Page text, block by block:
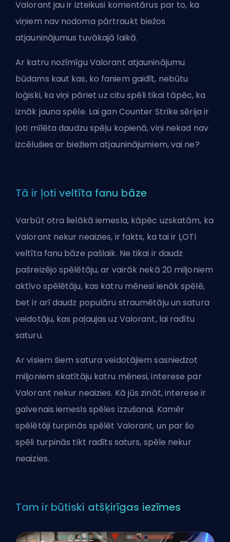
Valorant jau ir izteikusi komentārus par to, ka
viņiem nav nodoma pārtraukt biežos
atjauninājumus tuvākajā laikā.
Ar katru nozīmīgu Valorant atjauninājumu
būdams kaut kas, ko faniem gaidīt, nebūtu
loģiski, ka viņi pāriet uz citu spēli tikai tāpēc, ka
iznāk jauna spēle. Lai gan Counter Strike sērija ir
ļoti mīlēta daudzu spēļu kopienā, viņi nekad nav
izcēlušies ar biežiem atjauninājumiem, vai ne?
Tā ir ļoti veltīta fanu bāze
Varbūt otra lielākā iemesla, kāpēc uzskatām, ka
Valorant nekur neaizies, ir fakts, ka tai ir ĻOTI
veltīta fanu bāze pašlaik. Ne tikai ir daudz
pašreizējo spēlētāju, ar vairāk nekā 20 miljoniem
aktīvo spēlētāju, kas katru mēnesi ienāk spēlē,
bet ir arī daudz populāru straumētāju un satura
veidotāju, kas paļaujas uz Valorant, lai radītu
saturu.
Ar visiem šiem satura veidotājiem sasniedzot
miljoniem skatītāju katru mēnesi, interese par
Valorant nekur neaizies. Kā jūs zināt, interese ir
galvenais iemesls spēles izzušanai. Kamēr
spēlētāji turpinās spēlēt Valorant, un par šo
spēli turpinās tikt radīts saturs, spēle nekur
neaizies.
Tam ir būtiski atšķirīgas iezīmes